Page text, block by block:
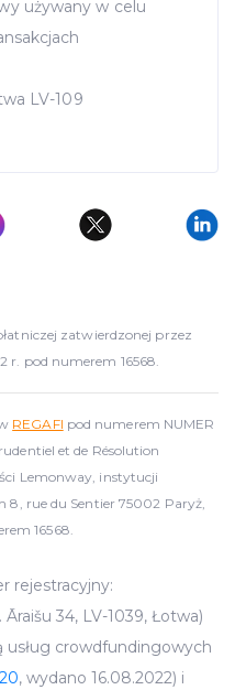
używany w celu
LV-109
zatwierdzonej przez
r. pod numerem 16568.
REGAFI pod numerem NUMER
et de Résolution
Lemonway, instytucji
8, rue du Sentier 75002 Paryż,
16568.
rejestracyjny:
34, LV-1039, Łotwa)
crowdfundingowych
, wydano 16.08.2022) i